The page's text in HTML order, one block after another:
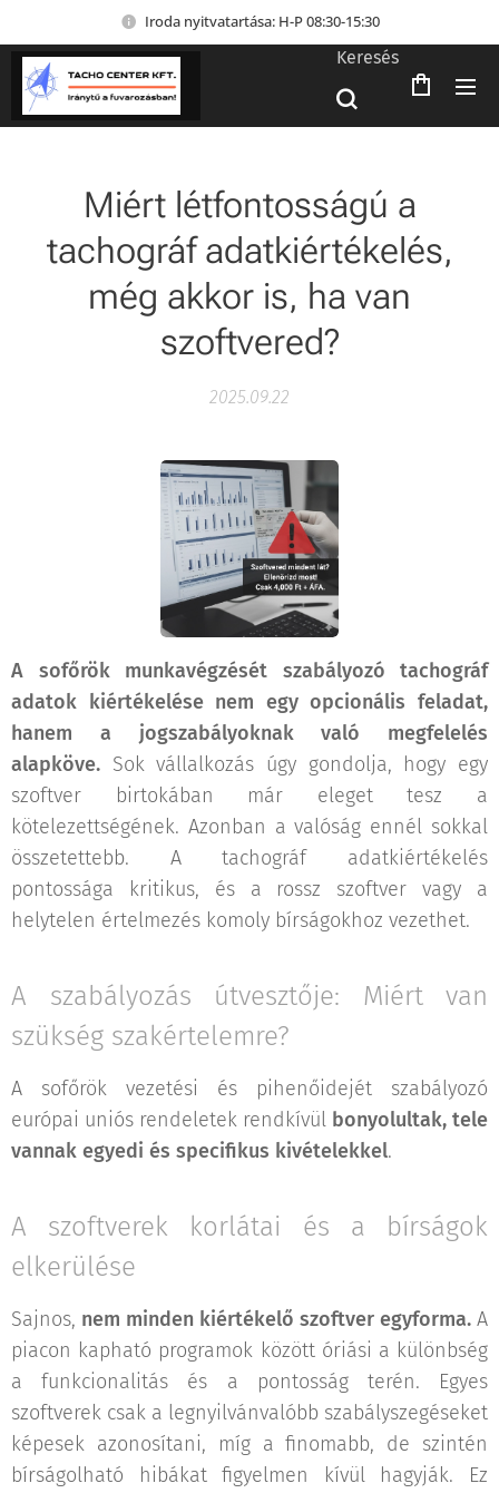
Iroda nyitvatartása: H-P 08:30-15:30
Keresés
Miért létfontosságú a
tachográf adatkiértékelés,
még akkor is, ha van
szoftvered?
2025.09.22
A sofőrök munkavégzését szabályozó tachográf
adatok kiértékelése nem egy opcionális feladat,
hanem a jogszabályoknak való megfelelés
alapköve. Sok vállalkozás úgy gondolja, hogy egy
szoftver birtokában már eleget tesz a
kötelezettségének. Azonban a valóság ennél sokkal
összetettebb. A tachográf adatkiértékelés
pontossága kritikus, és a rossz szoftver vagy a
helytelen értelmezés komoly bírságokhoz vezethet.
A szabályozás útvesztője: Miért van
szükség szakértelemre?
A sofőrök vezetési és pihenőidejét szabályozó
európai uniós rendeletek rendkívül bonyolultak, tele
vannak egyedi és specifikus kivételekkel.
A szoftverek korlátai és a bírságok
elkerülése
Sajnos, nem minden kiértékelő szoftver egyforma. A
piacon kapható programok között óriási a különbség
a funkcionalitás és a pontosság terén. Egyes
szoftverek csak a legnyilvánvalóbb szabályszegéseket
képesek azonosítani, míg a finomabb, de szintén
bírságolható hibákat figyelmen kívül hagyják. Ez